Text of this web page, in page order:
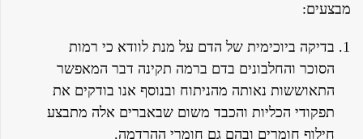
מבצעים:
בדיקה ביוכימית של הדם על מנת לוודא כי רמות
הסוכר והחלבונים בדם ברמה תקינה דבר המאפשר
התאוששות נאותה מהניתוח ובנוסף אנו בודקים את
תפקודי הכליות והכבד משום שבאברים אלה מתבצע
חילוף חומרים ובהם גם חומרי ההרדמה.